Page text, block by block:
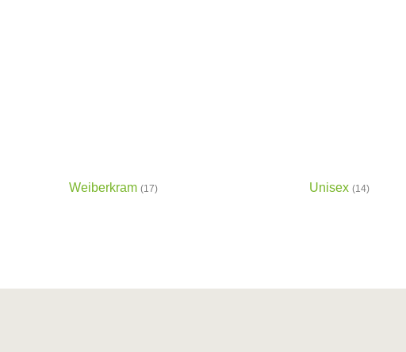
Weiberkram (17) Unisex (14)